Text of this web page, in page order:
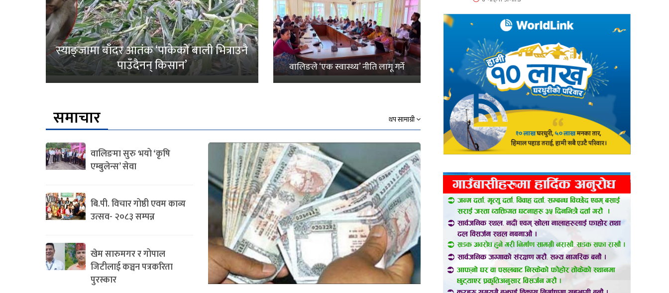
स्याङ्जामा बाँदर आतंक ‘पाकेको बाली भित्राउनै
पाउँदैनन् किसान’ वालिङले ‘एक स्वास्थ्य’ नीति लागू गर्ने
समाचार थप सामाग्री
वालिङमा सुरु भयो ‘कृषि
एम्बुलेन्स’ सेवा
बि.पी. विचार गोष्ठी एवम काव्य
उत्सव- २०८३ सम्पन्न
खेम सारुमगर र गोपाल
जिटीलाई कञ्चन पत्रकरिता
पुरस्कार